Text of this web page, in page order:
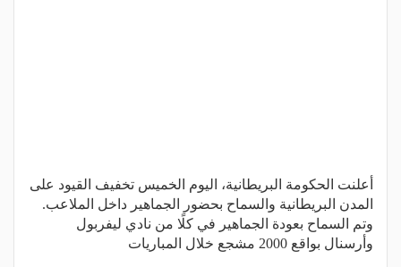
أعلنت الحكومة البريطانية، اليوم الخميس تخفيف القيود على
المدن البريطانية والسماح بحضور الجماهير داخل الملاعب.
وتم السماح بعودة الجماهير في كلًا من نادي ليفربول
وأرسنال بواقع 2000 مشجع خلال المباريات